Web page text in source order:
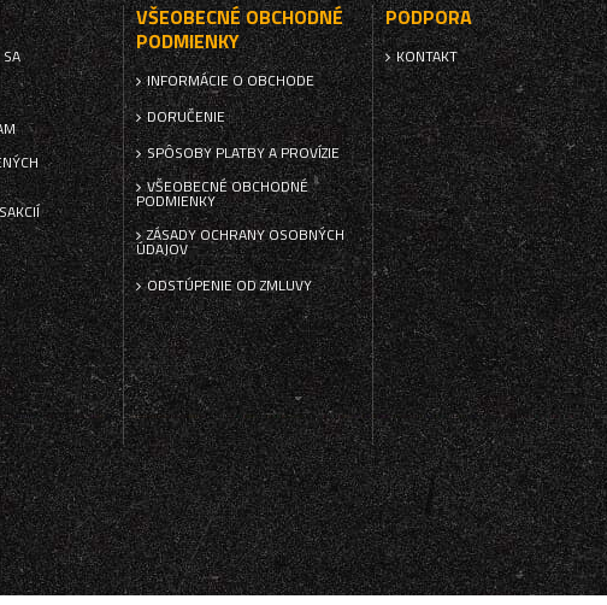
SA
VŠEOBECNÉ OBCHODNÉ
PODMIENKY
INFORMÁCIE O OBCHODE
DORUČENIE
SPÔSOBY PLATBY A PROVÍZIE
VŠEOBECNÉ OBCHODNÉ
PODMIENKY
ZÁSADY OCHRANY OSOBNÝCH
ÚDAJOV
ODSTÚPENIE OD ZMLUVY
PODPORA
KONTAKT